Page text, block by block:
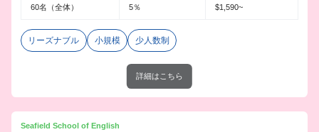
60名（全体） 5％ $1,590~
リーズナブル 小規模 少人数制
詳細はこちら
Seafield School of English